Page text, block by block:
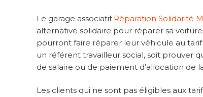
Le garage associatif Réparation Solidarité
alternative solidaire pour réparer sa
pourront faire réparer leur véhicule au
un référent travailleur social, soit prouver
de salaire ou de paiement d’allocation de
Les clients qui ne sont pas éligibles aux